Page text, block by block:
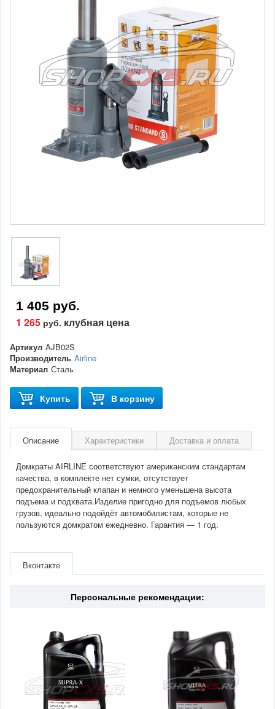
1 405 руб.
1 265 руб. клубная цена
Артикул AJB02S
Производитель Airline
Материал Сталь
Купить В корзину
Описание Характеристики Доставка и оплата
Домкраты AIRLINE соответствуют американским стандартам
качества, в комплекте нет сумки, отсутствует
предохранительный клапан и немного уменьшена высота
подъема и подхвата.Изделие пригодно для подъемов любых
грузов, идеально подойдёт автомобилистам, которые не
пользуются домкратом ежедневно. Гарантия — 1 год.
Материал Сталь
Вконтакте
Персональные рекомендации: